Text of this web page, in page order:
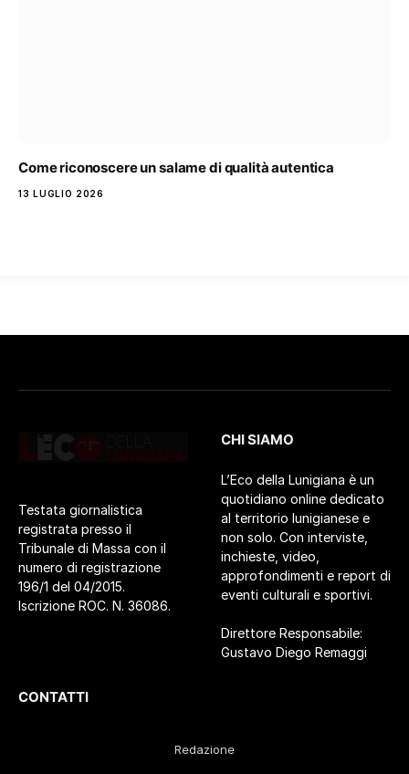
Come riconoscere un salame di qualità autentica
13 LUGLIO 2026
Testata giornalistica
registrata presso il
Tribunale di Massa con il
numero di registrazione
196/1 del 04/2015.
Iscrizione ROC. N. 36086.
CHI SIAMO
L’Eco della Lunigiana è un
quotidiano online dedicato
al territorio lunigianese e
non solo. Con interviste,
inchieste, video,
approfondimenti e report di
eventi culturali e sportivi.
Direttore Responsabile:
Gustavo Diego Remaggi
CONTATTI
Redazione